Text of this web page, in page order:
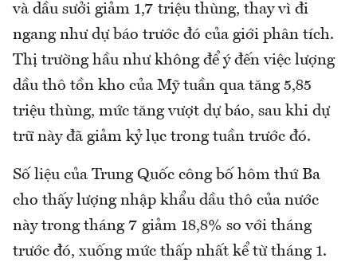
và dầu sưởi giảm 1,7 triệu thùng, thay vì đi
ngang như dự báo trước đó của giới phân tích.
Thị trường hầu như không để ý đến việc lượng
dầu thô tồn kho của Mỹ tuần qua tăng 5,85
triệu thùng, mức tăng vượt dự báo, sau khi dự
trữ này đã giảm kỷ lục trong tuần trước đó.
Số liệu của Trung Quốc công bố hôm thứ Ba
cho thấy lượng nhập khẩu dầu thô của nước
này trong tháng 7 giảm 18,8% so với tháng
trước đó, xuống mức thấp nhất kể từ tháng 1.